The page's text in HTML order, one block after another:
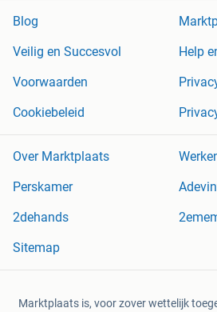
Blog
Veilig en Succesvol
Help
Voorwaarden
Cookiebeleid
Over Marktplaats
Perskamer
2dehands
Sitemap
Marktplaats is, voor zover wettelijk